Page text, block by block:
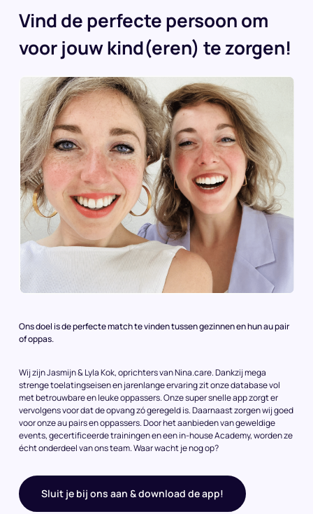
Vind de perfecte persoon om
voor jouw kind(eren) te zorgen!
Ons doel is de perfecte match te vinden tussen gezinnen en hun au pair
of oppas.
Wij zijn Jasmijn & Lyla Kok, oprichters van Nina.care. Dankzij mega
strenge toelatingseisen en jarenlange ervaring zit onze database vol
met betrouwbare en leuke oppassers. Onze super snelle app zorgt er
vervolgens voor dat de opvang zó geregeld is. Daarnaast zorgen wij goed
voor onze au pairs en oppassers. Door het aanbieden van geweldige
events, gecertificeerde trainingen en een in-house Academy, worden ze
écht onderdeel van ons team. Waar wacht je nog op?
Sluit je bij ons aan & download de app!